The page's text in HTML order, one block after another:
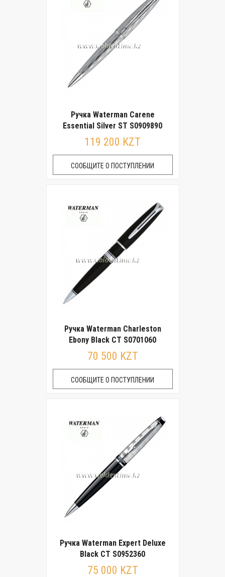
Ручка Waterman Carene
Essential Silver ST S0909890
119 200 KZT
СООБЩИТЕ О ПОСТУПЛЕНИИ
Ручка Waterman Charleston
Ebony Black CT S0701060
70 500 KZT
СООБЩИТЕ О ПОСТУПЛЕНИИ
Ручка Waterman Expert Deluxe
Black CT S0952360
75 000 KZT